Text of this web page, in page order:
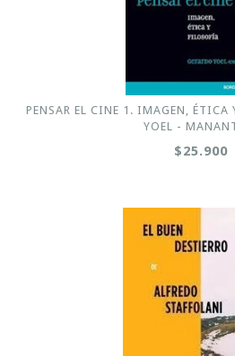
PENSAR EL CINE 1. IMAGEN, ÉTICA
YOEL -
$25.900